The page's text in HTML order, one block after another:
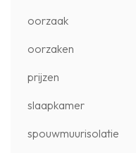
oorzaak
oorzaken
prijzen
slaapkamer
spouwmuurisolatie